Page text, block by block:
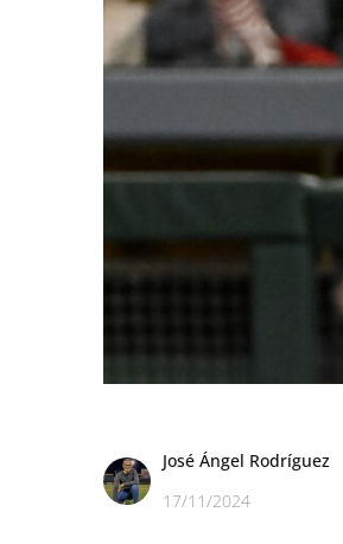
José Ángel Rodríguez
17/11/2024